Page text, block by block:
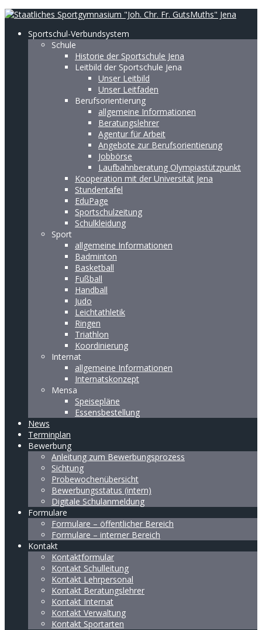
Sportschul-Verbundsystem
Schule
Historie der Sportschule Jena
Leitbild der Sportschule Jena
Unser Leitbild
Unser Leitfaden
Berufsorientierung
allgemeine Informationen
Beratungslehrer
Agentur für Arbeit
Angebote zur Berufsorientierung
Jobbörse
Laufbahnberatung Olympiastützpunkt
Kooperation mit der Universität Jena
Stundentafel
EduPage
Sportschulzeitung
Schulkleidung
Sport
allgemeine Informationen
Badminton
Basketball
Fußball
Handball
Judo
Leichtathletik
Ringen
Triathlon
Koordinierung
Internat
allgemeine Informationen
Internatskonzept
Mensa
Speisepläne
Essensbestellung
News
Terminplan
Bewerbung
Anleitung zum Bewerbungsprozess
Sichtung
Probewochenübersicht
Bewerbungsstatus (intern)
Digitale Schulanmeldung
Formulare
Formulare – öffentlicher Bereich
Formulare – interner Bereich
Kontakt
Kontaktformular
Kontakt Schulleitung
Kontakt Lehrpersonal
Kontakt Beratungslehrer
Kontakt Internat
Kontakt Verwaltung
Kontakt Sportarten